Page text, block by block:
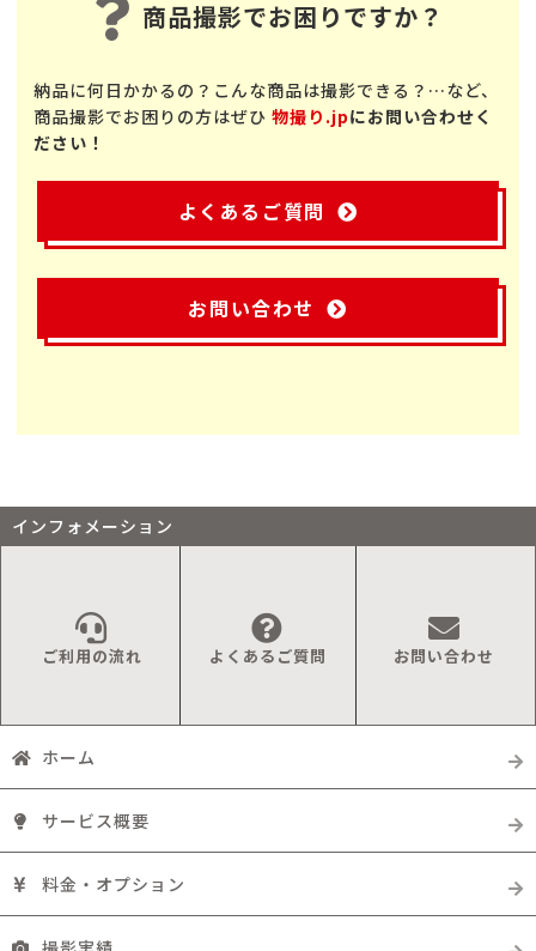
商品撮影でお困りですか？
納品に何日かかるの？こんな商品は撮影できる？…など、
商品撮影でお困りの方はぜひ 物撮り.jpにお問い合わせく
ださい！
よくあるご質問
お問い合わせ
インフォメーション
ご利用の流れ よくあるご質問 お問い合わせ
ホーム
サービス概要
料金・オプション